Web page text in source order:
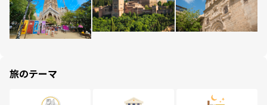
旅のテーマ